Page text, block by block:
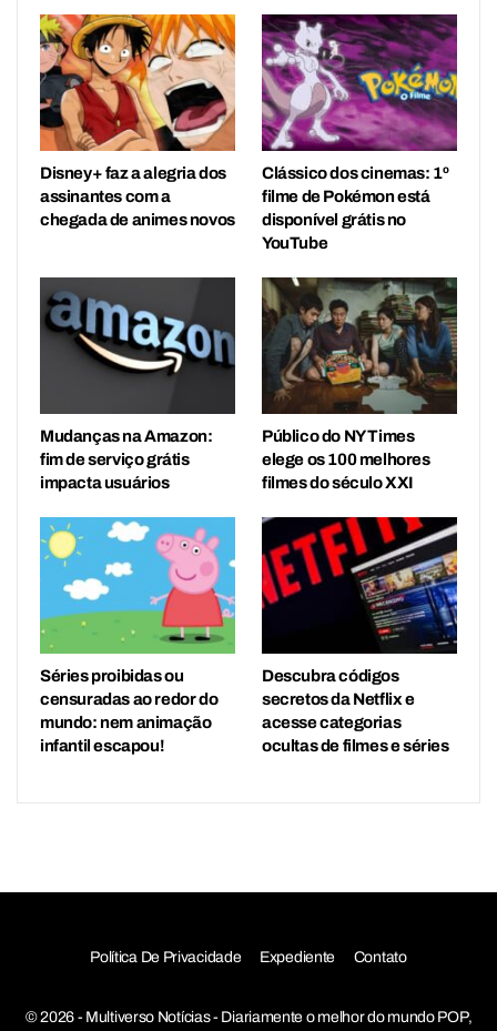
Disney+ faz a alegria dos
assinantes com a
chegada de animes novos
Clássico dos cinemas: 1º
filme de Pokémon está
disponível grátis no
YouTube
Mudanças na Amazon:
fim de serviço grátis
impacta usuários
Público do NY Times
elege os 100 melhores
filmes do século XXI
Séries proibidas ou
censuradas ao redor do
mundo: nem animação
infantil escapou!
Descubra códigos
secretos da Netflix e
acesse categorias
ocultas de filmes e séries
Política De Privacidade Expediente Contato
© 2026 - Multiverso Notícias - Diariamente o melhor do mundo POP,